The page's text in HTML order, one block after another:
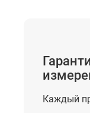
Каждый